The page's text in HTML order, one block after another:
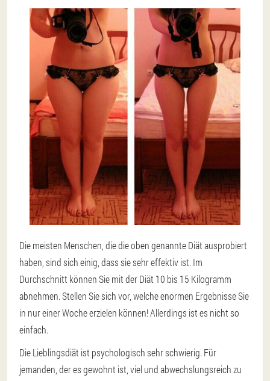
Die meisten Menschen, die die oben genannte Diät ausprobiert
haben, sind sich einig, dass sie sehr effektiv ist. Im
Durchschnitt können Sie mit der Diät 10 bis 15 Kilogramm
abnehmen. Stellen Sie sich vor, welche enormen Ergebnisse Sie
in nur einer Woche erzielen können! Allerdings ist es nicht so
einfach.
Die Lieblingsdiät ist psychologisch sehr schwierig. Für
jemanden, der es gewohnt ist, viel und abwechslungsreich zu